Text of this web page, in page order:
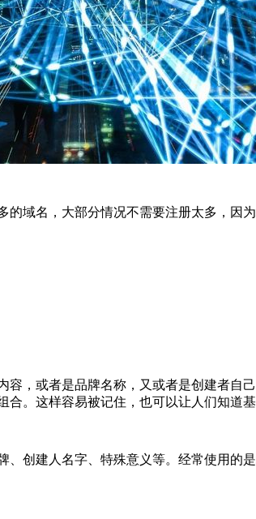
域名，大部分情况不需要注册太多，因
，或者是品牌名称，又或者是创建者自
。这样容易被记住，也可以让人们知道
创建人名字、特殊意义等。经常使用的